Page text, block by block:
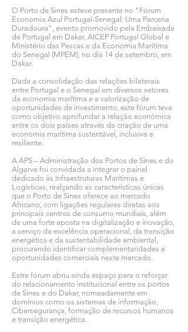
O Porto de Sines esteve presente no "Fórum
Economia Azul Portugal-Senegal: Uma Parceria
Duradoura", evento promovido pela Embaixada
de Portugal em Dakar, AICEP Portugal Global e
Ministério das Pescas e da Economia Marítima
do Senegal (MPEM), no dia 14 de setembro, em
Dakar.
Dada a consolidação das relações bilaterais
entre Portugal e o Senegal em diversos setores
da economia marítima e a valorização de
oportunidades de investimento, este fórum teve
como objetivo aprofundar a relação económica
entre os dois países através da criação de uma
economia marítima sustentável, inclusiva e
resiliente.
A APS – Administração dos Portos de Sines e do
Algarve foi convidada a integrar o painel
dedicado às Infraestruturas Marítimas e
Logísticas, realçando as características únicas
que o Porto de Sines oferece ao mercado
Africano, com ligações regulares diretas aos
principais centros de consumo mundiais, além
de uma forte aposta na digitalização e inovação,
a serviço da excelência operacional, da transição
energética e da sustentabilidade ambiental,
procurando identificar complementaridades e
oportunidades comerciais neste mercado.
Estre fórum abriu ainda espaço para o reforçar
do relacionamento institucional entre os portos
de Sines e do Dakar, nomeadamente em
domínios como os sistemas de informação,
Cibersegurança, formação de recursos humanos
e transição energética.